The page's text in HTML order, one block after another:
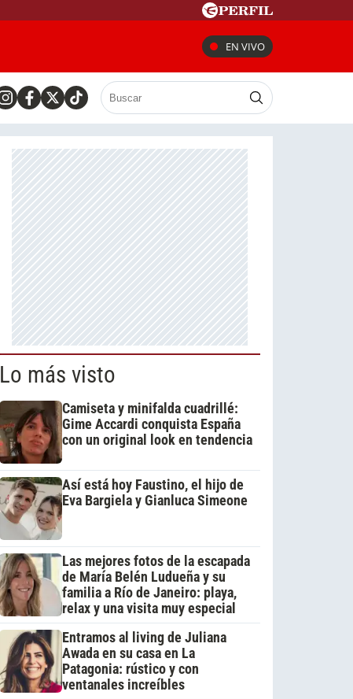
EN VIVO
Lo más visto
Camiseta y minifalda cuadrillé:
Gime Accardi conquista España
con un original look en tendencia
Así está hoy Faustino, el hijo de
Eva Bargiela y Gianluca Simeone
Las mejores fotos de la escapada
de María Belén Ludueña y su
familia a Río de Janeiro: playa,
relax y una visita muy especial
Entramos al living de Juliana
Awada en su casa en La
Patagonia: rústico y con
ventanales increíbles